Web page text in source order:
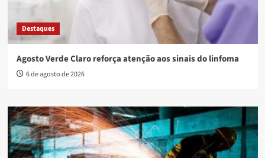
Destaques
Agosto Verde Claro reforça atenção aos sinais do linfoma
6 de agosto de 2026